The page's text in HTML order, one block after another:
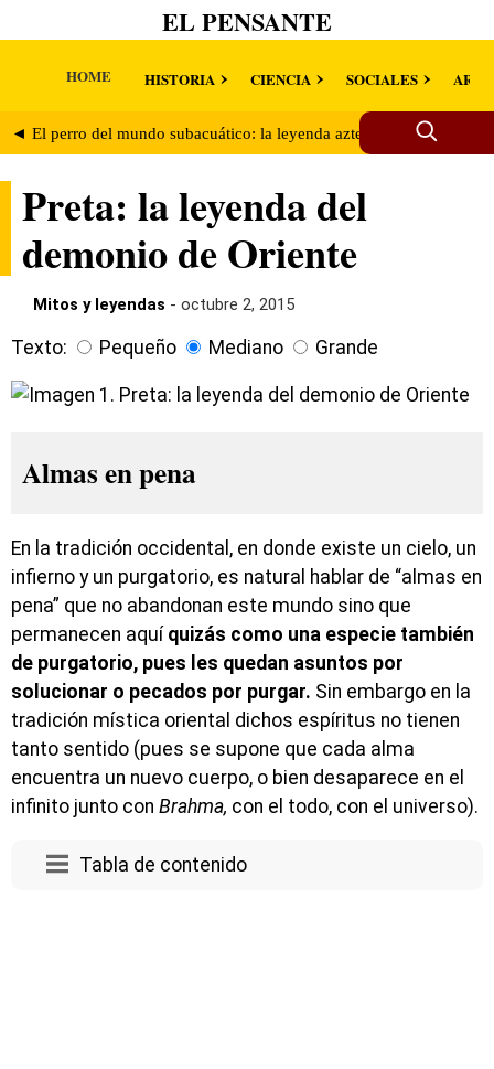
EL PENSANTE
HOME HISTORIA CIENCIA SOCIALES
◄ El perro del mundo subacuático: la leyenda azteca del Ahuizotl
Preta: la leyenda del
demonio de Oriente
Mitos y leyendas - octubre 2, 2015
Texto: Pequeño Mediano Grande
Almas en pena
En la tradición occidental, en donde existe un cielo, un
infierno y un purgatorio, es natural hablar de “almas en
pena” que no abandonan este mundo sino que
permanecen aquí quizás como una especie también
de purgatorio, pues les quedan asuntos por
solucionar o pecados por purgar. Sin embargo en la
tradición mística oriental dichos espíritus no tienen
tanto sentido (pues se supone que cada alma
encuentra un nuevo cuerpo, o bien desaparece en el
infinito junto con Brahma, con el todo, con el universo).
Tabla de contenido